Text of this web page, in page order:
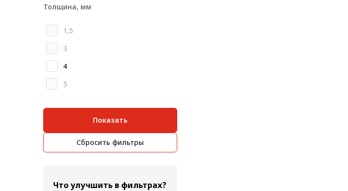
Конструкции из профиля
Услуги дополнительной
обработки профиля
Толщина, мм
1,5
3
4
5
Показать
Сбросить фильтры
Что улучшить в фильтрах?